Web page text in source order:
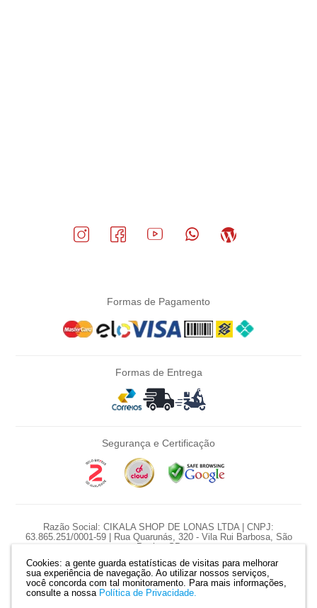
Cookies: a gente guarda estatísticas de visitas para melhorar
sua experiência de navegação. Ao utilizar nossos serviços,
você concorda com tal monitoramento. Para mais informações,
consulte a nossa Política de Privacidade.
Formas de Pagamento
Formas de Entrega
Segurança e Certificação
Razão Social: CIKALA SHOP DE LONAS LTDA | CNPJ:
63.865.251/0001-59 | Rua Quarunás, 320 - Vila Rui Barbosa, São
Paulo - SP
*Nossas promoções são diárias e pontuais, preço e estoque sujeito a
variação diariamente.
*Produtos serão reservados somente com pagamento confirmado. |
Mapa do site